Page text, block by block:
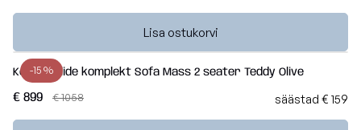
Lisa ostukorvi
-15 %
Kott-toolide komplekt Sofa Mass 2 seater Teddy Olive
€ 899 € 1058 säästad € 159